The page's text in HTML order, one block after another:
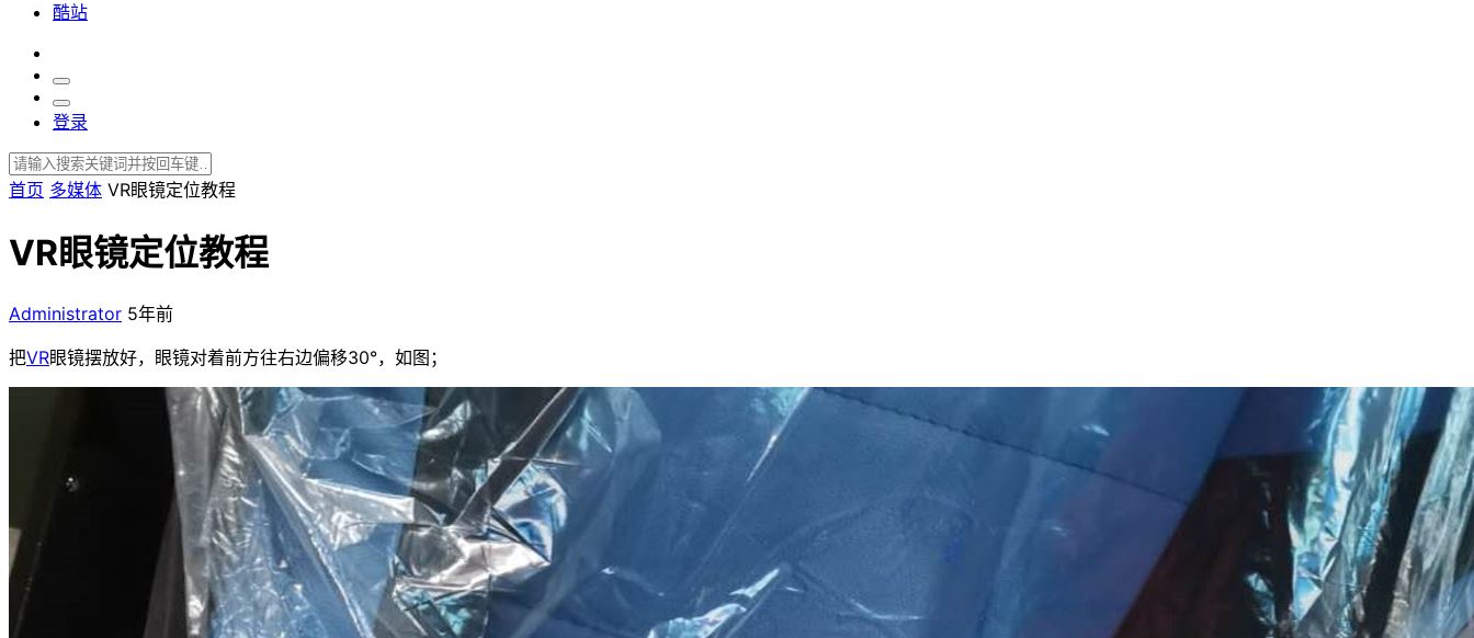
酷站
登录
首页 多媒体 VR眼镜定位教程
VR眼镜定位教程
Administrator 5年前
把VR眼镜摆放好，眼镜对着前方往右边偏移30°，如图；